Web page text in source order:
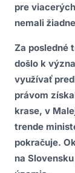
pre
nemali
Za posledné
došlo k
využívať
právom
krase, v
trende
pokračuje.
na